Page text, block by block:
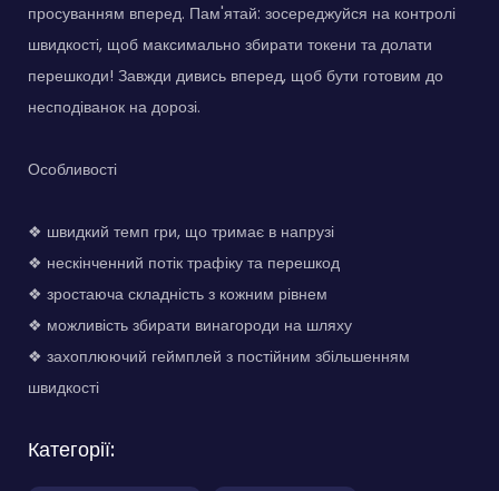
просуванням вперед. Пам'ятай: зосереджуйся на контролі
швидкості, щоб максимально збирати токени та долати
перешкоди! Завжди дивись вперед, щоб бути готовим до
несподіванок на дорозі.
Особливості
❖ швидкий темп гри, що тримає в напрузі
❖ нескінченний потік трафіку та перешкод
❖ зростаюча складність з кожним рівнем
❖ можливість збирати винагороди на шляху
❖ захоплюючий геймплей з постійним збільшенням
швидкості
Категорії: